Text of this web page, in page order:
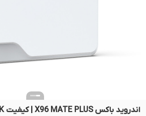
اندروید باکس X96 MATE PLUS | کیفیت 4K، امکانات عالی